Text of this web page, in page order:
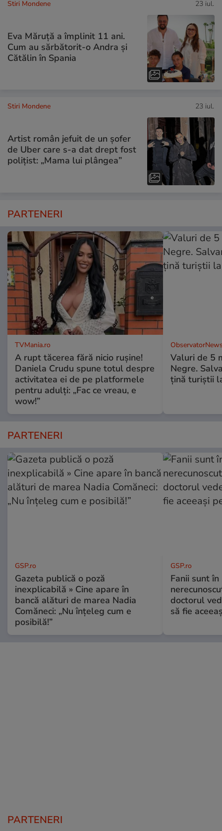
Stiri Mondene 23 iul.
Eva Măruță a împlinit 11 ani.
Cum au sărbătorit-o Andra și
Cătălin în Spania
Stiri Mondene 23 iul.
Artist român jefuit de un șofer
de Uber care s-a dat drept fost
polițist: „Mama lui plângea”
PARTENERI
TVMania.ro
A rupt tăcerea fără nicio rușine!
Daniela Crudu spune totul despre
activitatea ei de pe platformele
pentru adulți: „Fac ce vreau, e
wow!”
Valuri de 5
Negre.
ţină turiştii
PARTENERI
GSP.ro
Gazeta publică o poză
inexplicabilă » Cine apare în
bancă alături de marea Nadia
Comăneci: „Nu înțeleg cum e
posibilă!”
GSP.ro
Fanii sunt în
doctorul
să fie
PARTENERI